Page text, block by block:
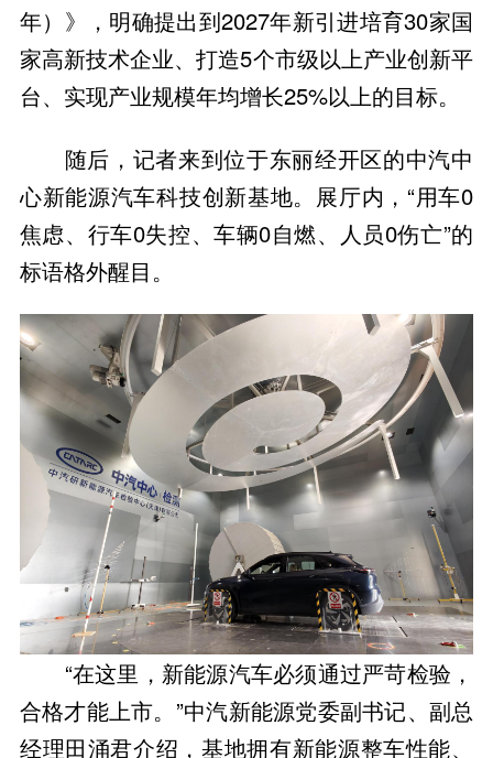
年）》，明确提出到2027年新引进培育30家国
家高新技术企业、打造5个市级以上产业创新平
台、实现产业规模年均增长25%以上的目标。
随后，记者来到位于东丽经开区的中汽中
心新能源汽车科技创新基地。展厅内，“用车0
焦虑、行车0失控、车辆0自燃、人员0伤亡”的
标语格外醒目。
“在这里，新能源汽车必须通过严苛检验，
合格才能上市。”中汽新能源党委副书记、副总
经理田涌君介绍，基地拥有新能源整车性能、